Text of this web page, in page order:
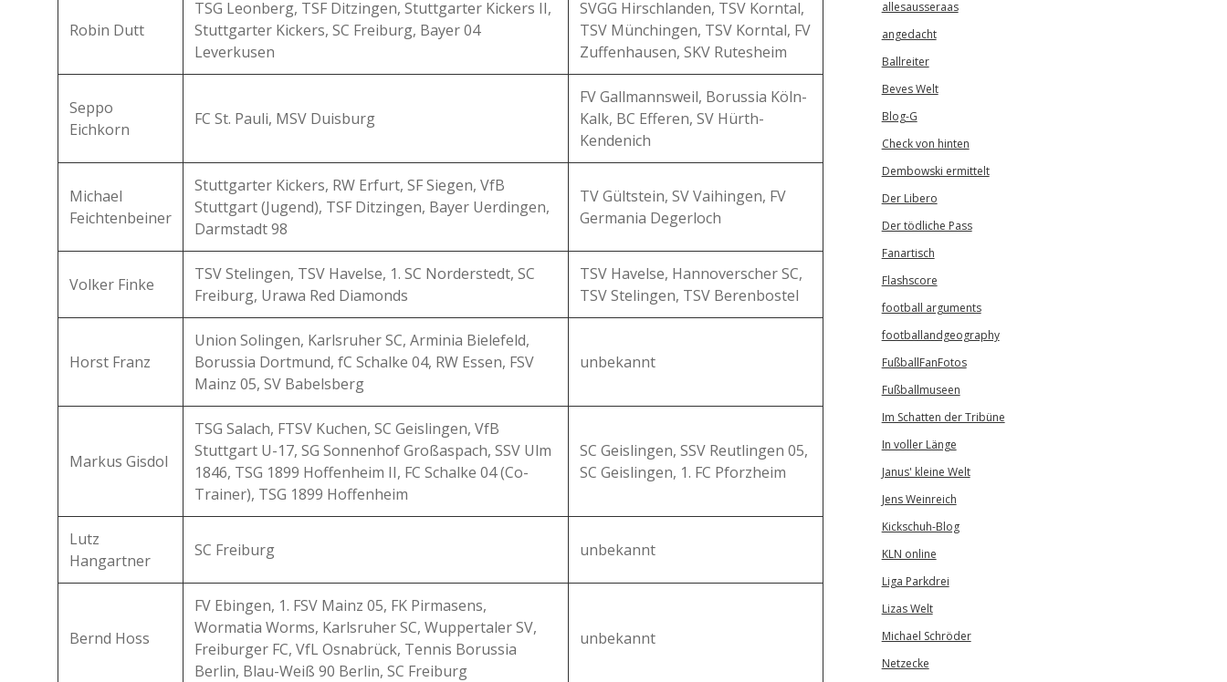
Robin Dutt
TSG Leonberg, TSF Ditzingen, Stuttgarter Kickers II,
Stuttgarter Kickers, SC Freiburg, Bayer 04
Leverkusen
SVGG Hirschlanden, TSV Korntal,
TSV Münchingen, TSV Korntal, FV
Zuffenhausen, SKV Rutesheim
Seppo
Eichkorn
FC St. Pauli, MSV Duisburg
FV Gallmannsweil, Borussia Köln-
Kalk, BC Efferen, SV Hürth-
Kendenich
Michael
Feichtenbeiner
Stuttgarter Kickers, RW Erfurt, SF Siegen, VfB
Stuttgart (Jugend), TSF Ditzingen, Bayer Uerdingen,
Darmstadt 98
TV Gültstein, SV Vaihingen, FV
Germania Degerloch
Volker Finke
TSV Stelingen, TSV Havelse, 1. SC Norderstedt, SC
Freiburg, Urawa Red Diamonds
TSV Havelse, Hannoverscher SC,
TSV Stelingen, TSV Berenbostel
Horst Franz
Union Solingen, Karlsruher SC, Arminia Bielefeld,
Borussia Dortmund, fC Schalke 04, RW Essen, FSV
Mainz 05, SV Babelsberg
unbekannt
Markus Gisdol
TSG Salach, FTSV Kuchen, SC Geislingen, VfB
Stuttgart U-17, SG Sonnenhof Großaspach, SSV Ulm
1846, TSG 1899 Hoffenheim II, FC Schalke 04 (Co-
Trainer), TSG 1899 Hoffenheim
SC Geislingen, SSV Reutlingen 05,
SC Geislingen, 1. FC Pforzheim
Lutz
Hangartner
SC Freiburg unbekannt
Bernd Hoss
FV Ebingen, 1. FSV Mainz 05, FK Pirmasens,
Wormatia Worms, Karlsruher SC, Wuppertaler SV,
Freiburger FC, VfL Osnabrück, Tennis Borussia
Berlin, Blau-Weiß 90 Berlin, SC Freiburg
unbekannt
allesausseraas
angedacht
Ballreiter
Beves Welt
Blog-G
Check von hinten
Dembowski ermittelt
Der Libero
Der tödliche Pass
Fanartisch
Flashscore
football arguments
footballandgeography
FußballFanFotos
Fußballmuseen
Im Schatten der Tribüne
In voller Länge
Janus' kleine Welt
Jens Weinreich
Kickschuh-Blog
KLN online
Liga Parkdrei
Lizas Welt
Michael Schröder
Netzecke